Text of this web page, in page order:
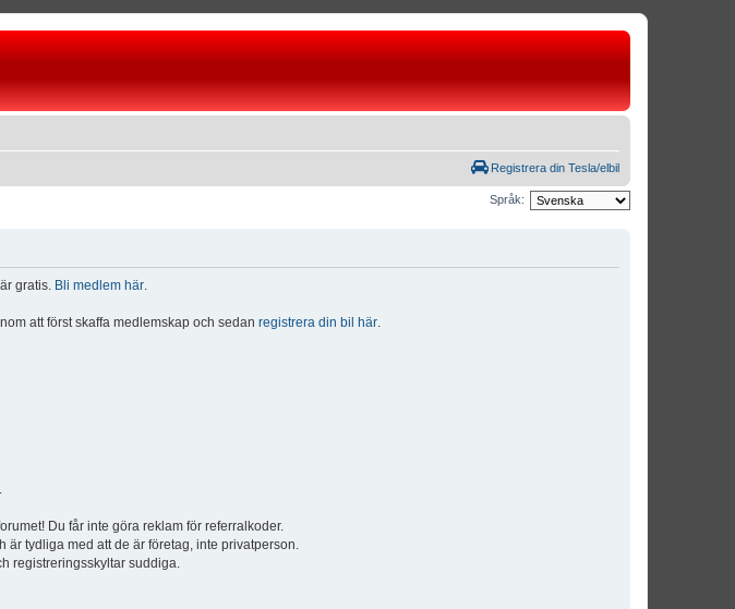
Registrera din Tesla/elbil
Språk:
gratis. Bli medlem här
att först skaffa medlemskap och sedan registrera din bil här
Du får inte göra reklam för referralkoder.
tydliga med att de är företag, inte privatperson.
registreringsskyltar suddiga.